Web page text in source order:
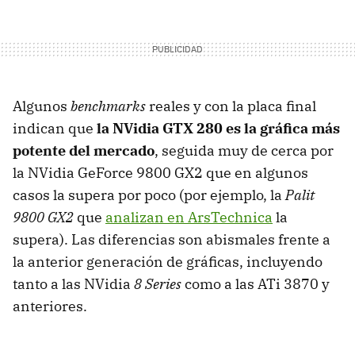
Algunos benchmarks reales y con la placa final
indican que la NVidia GTX 280 es la gráfica más
potente del mercado, seguida muy de cerca por
la NVidia GeForce 9800 GX2 que en algunos
casos la supera por poco (por ejemplo, la Palit
9800 GX2 que analizan en ArsTechnica la
supera). Las diferencias son abismales frente a
la anterior generación de gráficas, incluyendo
tanto a las NVidia 8 Seriescomo a las ATi 3870 y
anteriores.